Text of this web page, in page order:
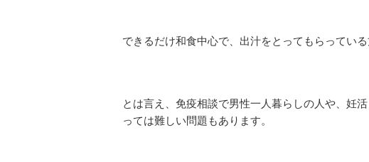
できるだけ和食中心で、出汁をとってもらってい
とは言え、免疫相談で男性一人暮らしの人や、妊
っては難しい問題もあります。